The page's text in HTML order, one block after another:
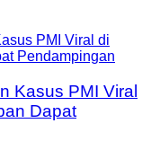
Kasus PMI Viral
Dapat